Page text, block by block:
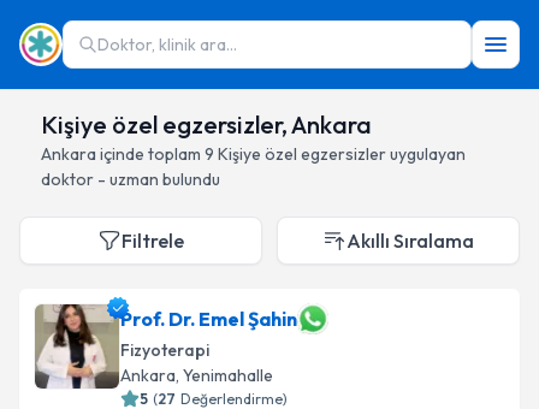
Doktor, klinik ara...
Kişiye özel egzersizler, Ankara
Ankara içinde toplam 9 Kişiye özel egzersizleruygulayan
doktor - uzman bulundu
Filtrele Akıllı Sıralama
Prof. Dr. Emel Şahin
Fizyoterapi
Ankara, Yenimahalle
5 (27 Değerlendirme)